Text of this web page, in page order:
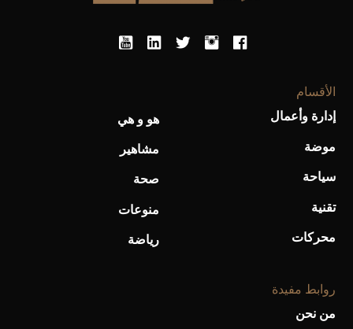
الأقسام
إدارة وأعمال
موضة
سياحة
تقنية
محركات
هو و هي
مشاهير
صحة
منوعات
رياضة
روابط مفيدة
من نحن